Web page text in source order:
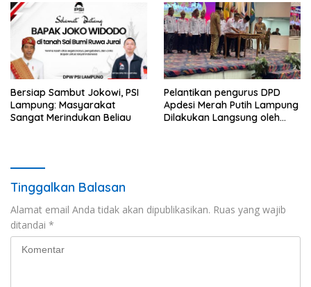
Bersiap Sambut Jokowi, PSI
Lampung: Masyarakat
Sangat Merindukan Beliau
Pelantikan pengurus DPD
Apdesi Merah Putih Lampung
Dilakukan Langsung oleh
Tinggalkan Balasan
Alamat email Anda tidak akan dipublikasikan. Ruas yang wajib
ditandai *